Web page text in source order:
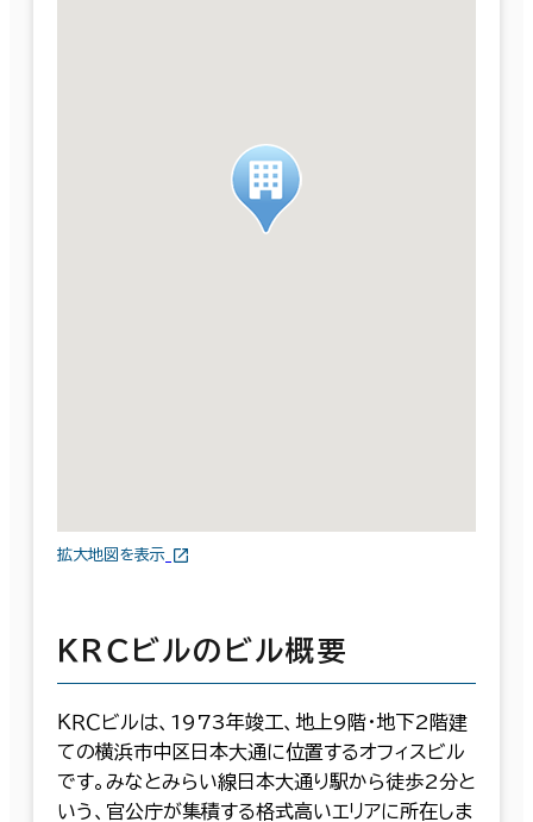
拡大地図を表示
ＫＲＣビルのビル概要
ＫＲＣビルは、1973年竣工、地上9階・地下2階建
ての横浜市中区日本大通に位置するオフィスビル
です。みなとみらい線日本大通り駅から徒歩2分と
いう、官公庁が集積する格式高いエリアに所在しま